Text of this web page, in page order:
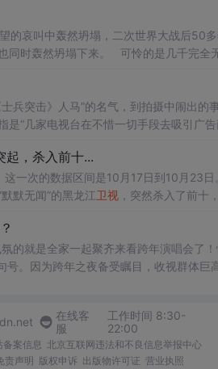
的哀叫中轰然坍塌，二次世界大战后50多
同时轰然坍塌下来。 可怜的是几千完全
突击》人马”的名气，到拍摄中闹出的
“几家电视台在不惜一切手段去吸引广告
起，杀入前十...
一次的数据区间是10月17日到10月23日
默无闻”的黑龙江卫视，突然杀入了前十
的就是全家一起聚齐来看跨年演唱会了！
。因为跨年之夜备受瞩目，收视群体巨
在线客
服
工作时间 8:30-
22:00
备案信息 北京互联网违法和不良信息举报中心
责声明 版权申诉 出版物许可证 营业执照